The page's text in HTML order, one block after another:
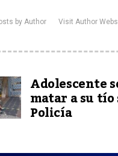
by Author Visit Author
Adolescente
matar a su
Policía